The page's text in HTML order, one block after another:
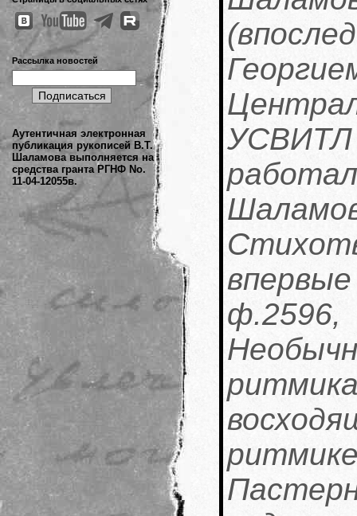
Рассылка новостей
Аутентичная электронная
публикация рукописей В.Т.
Шаламова выполняется на
средства гранта РГНФ No.
11-04-12055в.
УСВИТЛ
ф.2596,